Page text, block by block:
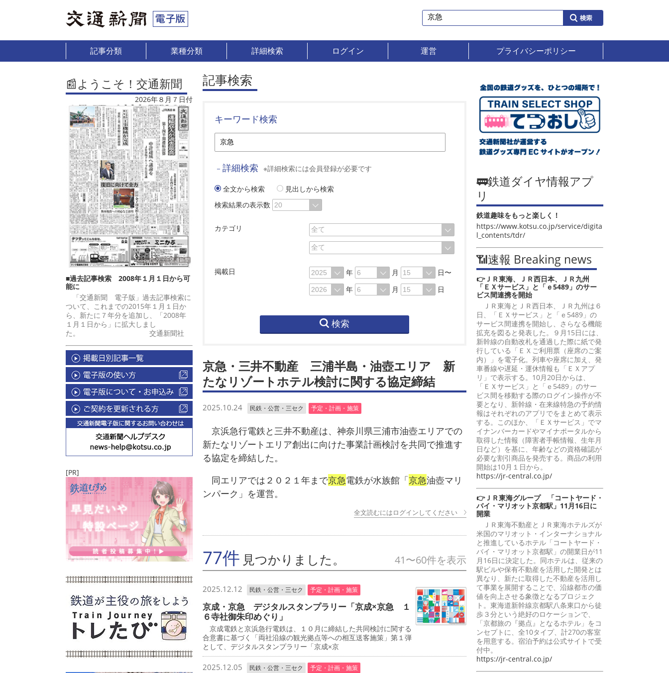
記事分類 業種分類 詳細検索 ログイン 運営 プライバシーポリシー
📰ようこそ！交通新聞
2026年８月７日付
■過去記事検索 2008年１月１日から可
能に
「交通新聞 電子版」過去記事検索に
ついて、これまでの2015年１月１日か
ら、新たに７年分を追加し、「2008年
１月１日から」に拡大しまし
た。 交通新聞社
[PR]
記事検索
キーワード検索
－ 詳細検索 ※詳細検索には会員登録が必要です
全文から検索
見出しから検索
検索結果の表示数
カテゴリ
掲載日 年 月
日〜
年
月 日
検索
京急・三井不動産 三浦半島・油壺エリア 新
たなリゾートホテル検討に関する協定締結
2025.10.24 民鉄・公営・三セク 予定・計画・施策
京浜急行電鉄と三井不動産は、神奈川県三浦市油壺エリアでの
新たなリゾートエリア創出に向けた事業計画検討を共同で推進す
る協定を締結した。
同エリアでは２０２１年まで京急電鉄が水族館「京急油壺マリ
ンパーク」を運営。
全文読むにはログインしてください
77件 見つかりました。 41〜60件を表示
2025.12.12 民鉄・公営・三セク 予定・計画・施策
京成・京急 デジタルスタンプラリー「京成×京急 １
６寺社御朱印めぐり」
京成電鉄と京浜急行電鉄は、１０月に締結した共同検討に関する
合意書に基づく「両社沿線の観光拠点等への相互送客施策」第１弾
として、デジタルスタンプラリー「京成×京
2025.12.05 民鉄・公営・三セク 予定・計画・施策
🚃鉄道ダイヤ情報アプ
リ
鉄道趣味をもっと楽しく！
https://www.kotsu.co.jp/service/digita
l_contents/tdr/
📶速報 Breaking news
👉ＪＲ東海、ＪＲ西日本、ＪＲ九州
「ＥＸサービス」と「ｅ5489」のサー
ビス間連携を開始
ＪＲ東海とＪＲ西日本、ＪＲ九州は６
日、「ＥＸサービス」と「ｅ5489」の
サービス間連携を開始し、さらなる機能
拡充を図ると発表した。９月15日には、
新幹線の自動改札を通過した際に紙で発
行している「ＥＸご利用票（座席のご案
内）」を電子化。列車や座席に加え、発
車番線や遅延・運休情報も「ＥＸアプ
リ」で表示する。10月20日からは、
「ＥＸサービス」と「ｅ5489」のサー
ビス間を移動する際のログイン操作が不
要となり、新幹線・在来線特急の予約情
報はそれぞれのアプリでをまとめて表示
する。このほか、「ＥＸサービス」でマ
イナンバーカードやマイナポータルから
取得した情報（障害者手帳情報、生年月
日など）を基に、年齢などの資格確認が
必要な割引商品を発売する。商品の利用
開始は10月１日から。
https://jr-central.co.jp/
👉ＪＲ東海グループ 「コートヤード・
バイ・マリオット京都駅」11月16日に
開業
ＪＲ東海不動産とＪＲ東海ホテルズが
米国のマリオット・インターナショナル
と推進しているホテル「コートヤード・
バイ・マリオット京都駅」の開業日が11
月16日に決定した。同ホテルは、従来の
駅ビルや保有不動産を活用した開発とは
異なり、新たに取得した不動産を活用し
て事業を展開することで、沿線都市の価
値を向上させる象徴となるプロジェク
ト。東海道新幹線京都駅八条東口から徒
歩３分という絶好のロケーションで、
「京都旅の『拠点』となるホテル」をコ
ンセプトに、全10タイプ、計270の客室
を用意する。宿泊予約は公式サイトで受
付中。
https://jr-central.co.jp/